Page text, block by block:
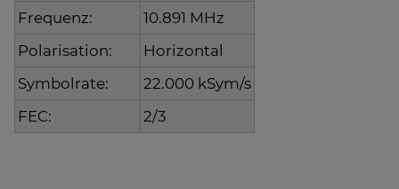
Frequenz:
10.891 MHz
Polarisation:
Horizontal
Symbolrate:
22.000 kSym/s
FEC:
2/3